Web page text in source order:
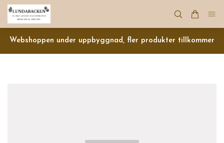
Webshoppen under uppbyggnad, fler produkter tillkommer